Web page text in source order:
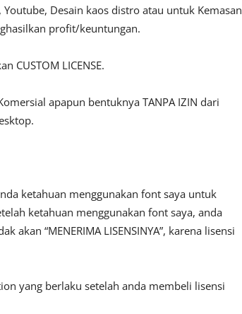
Desain kaos distro atau untuk Kemasan
profit/keuntungan.
CUSTOM LICENSE.
apapun bentuknya TANPA IZIN dari
ketahuan menggunakan font saya untuk
ketahuan menggunakan font saya, anda
“MENERIMA LISENSINYA”, karena lisensi
yang berlaku setelah anda membeli lisensi